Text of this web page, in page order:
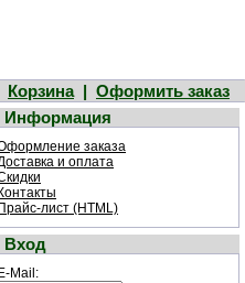
Корзина| Оформить заказ
Информация
заказа
и оплата
Контакты
Прайс-лист (HTML)
Вход
E-Mail: